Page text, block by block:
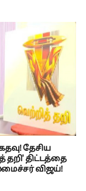
தேசிய
தறி' திட்டத்தை
விஜய்!